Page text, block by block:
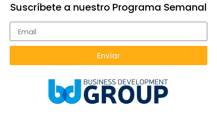
Suscríbete a nuestro Programa Semanal
Enviar